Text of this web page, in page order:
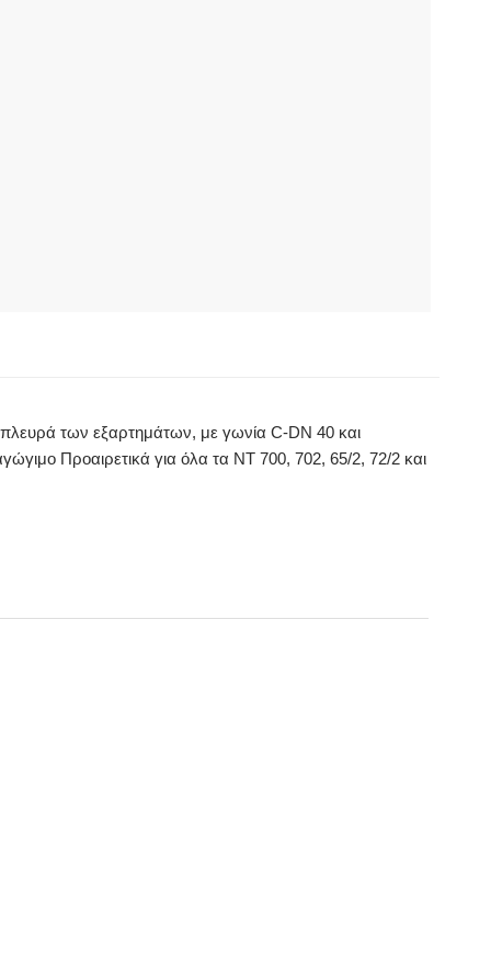
των εξαρτημάτων, με γωνία C-DN 40 και
Προαιρετικά για όλα τα NT 700, 702, 65/2, 72/2 και